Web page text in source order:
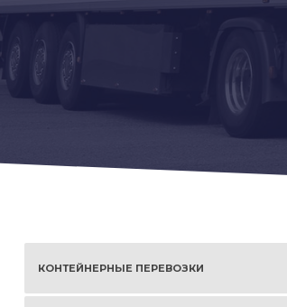
КОНТЕЙНЕРНЫЕ ПЕРЕВОЗКИ